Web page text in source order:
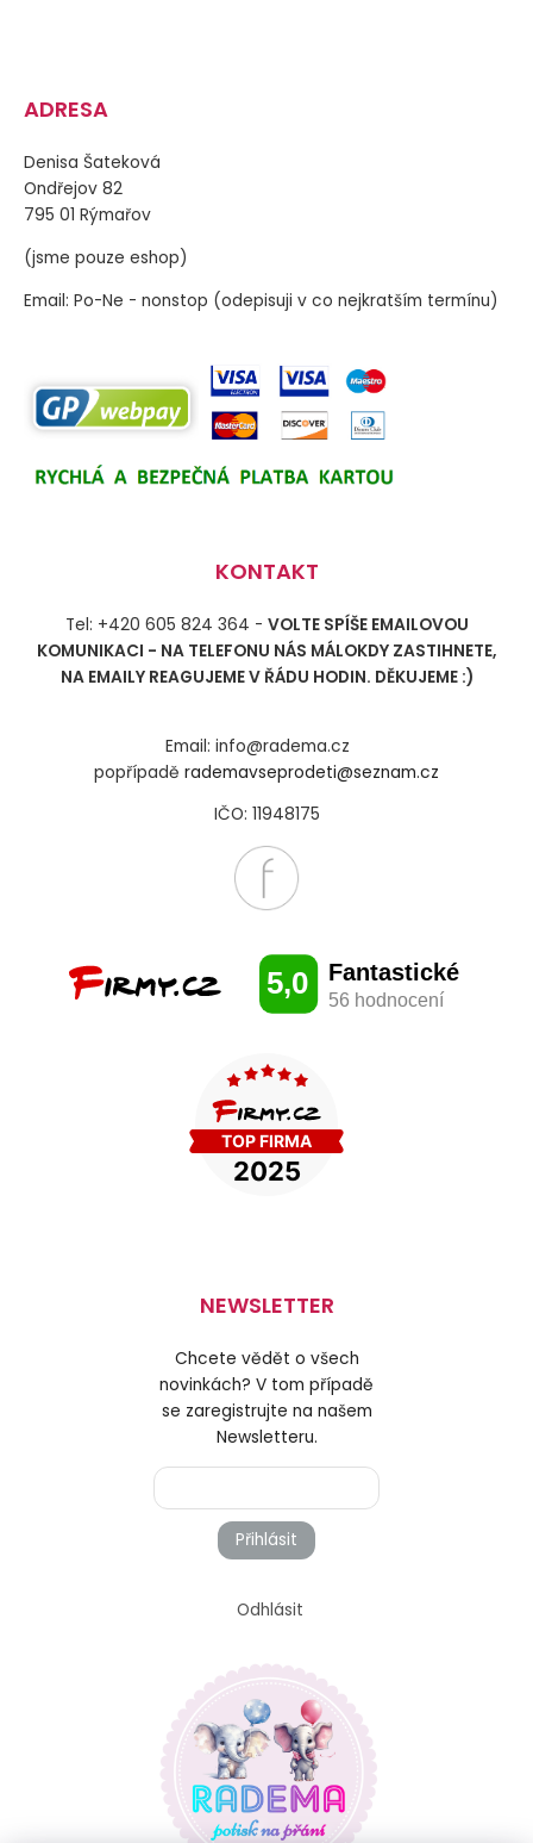
ADRESA
Denisa Šateková
Ondřejov 82
795 01 Rýmařov
(jsme pouze eshop)
Email: Po-Ne - nonstop (odepisuji v co nejkratším termínu)
KONTAKT
Tel: +420 605 824 364 - VOLTE SPÍŠE EMAILOVOU
KOMUNIKACI - NA TELEFONU NÁS MÁLOKDY ZASTIHNETE,
NA EMAILY REAGUJEME V ŘÁDU HODIN. DĚKUJEME :)
Email: info@radema.cz
popřípadě rademavseprodeti@seznam.cz
IČO: 11948175
NEWSLETTER
Chcete vědět o všech
novinkách? V tom případě
se zaregistrujte na našem
Newsletteru.
Přihlásit
Odhlásit